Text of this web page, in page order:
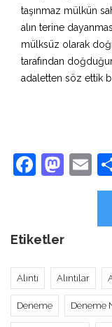
taşınmaz mülkün
alın terine
mülksüz olarak
tarafından
adaletten söz ettik
Etiketler
Alıntı Alıntılar
Deneme Deneme